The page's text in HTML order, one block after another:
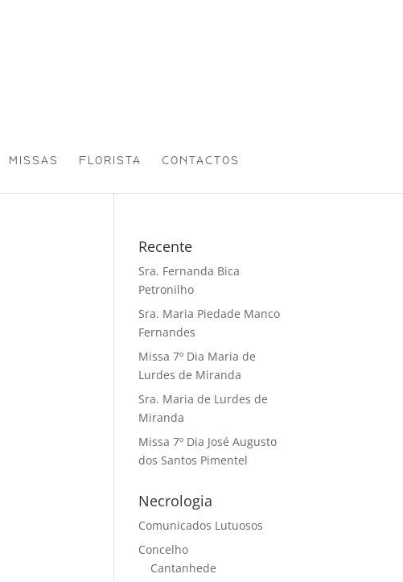
MISSAS FLORISTA CONTACTOS
Recente
Sra. Fernanda Bica
Petronilho
Sra. Maria Piedade Manco
Fernandes
Missa 7º Dia Maria de
Lurdes de Miranda
Sra. Maria de Lurdes de
Miranda
Missa 7º Dia José Augusto
dos Santos Pimentel
Necrologia
Comunicados Lutuosos
Concelho
Cantanhede